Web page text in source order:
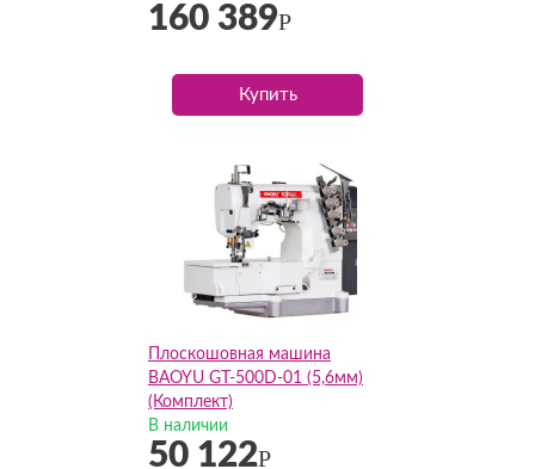
160 389Р
Купить
Плоскошовная машина
BAOYU GT-500D-01 (5,6мм)
(Комплект)
В наличии
50 122Р